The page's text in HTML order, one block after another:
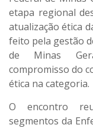
etapa regional
atualização ética
feito pela gestão
de Minas
compromisso do
ética na categoria.
O encontro
segmentos da